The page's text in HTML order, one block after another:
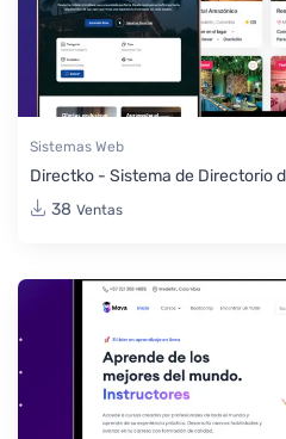
Sistemas Web
Directko - Sistema de Directorio
38 Ventas